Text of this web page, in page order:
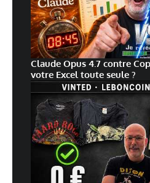
Claude Opus 4.7 contre
votre Excel toute seule ?